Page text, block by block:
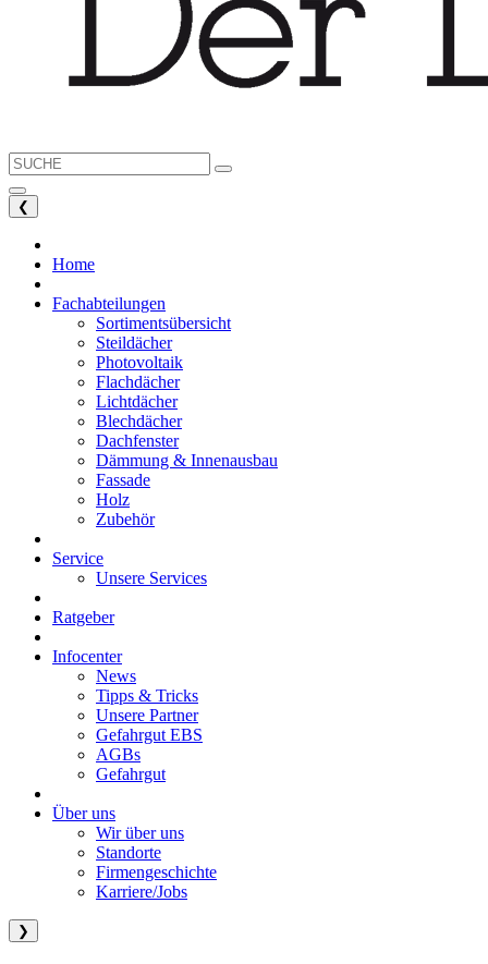
❮
Home
Fachabteilungen
Sortimentsübersicht
Steildächer
Photovoltaik
Flachdächer
Lichtdächer
Blechdächer
Dachfenster
Dämmung & Innenausbau
Fassade
Holz
Zubehör
Service
Unsere Services
Ratgeber
Infocenter
News
Tipps & Tricks
Unsere Partner
Gefahrgut EBS
AGBs
Gefahrgut
Über uns
Wir über uns
Standorte
Firmengeschichte
Karriere/Jobs
❯